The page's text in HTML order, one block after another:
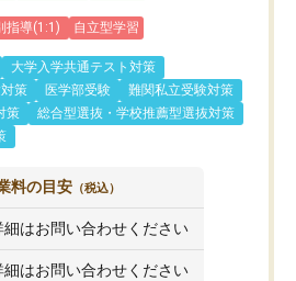
指導(1:1) 自立型学習
大学入学共通テスト対策
策
医学部受験
難関私立受験対策
策
総合型選抜・学校推薦型選抜対策
料の目安 （税込）
細はお問い合わせください
細はお問い合わせください